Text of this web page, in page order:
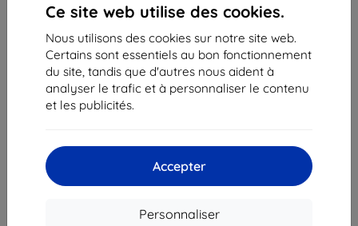
Ce site web utilise des cookies.
Nous utilisons des cookies sur notre site web.
Certains sont essentiels au bon fonctionnement
du site, tandis que d'autres nous aident à
analyser le trafic et à personnaliser le contenu
et les publicités.
Accepter
Personnaliser
Shield-Sk s.r.o.
Ulica Rudolfa Mocka 3750/2A
841 04 Bratislava
Numéro d’identification d’entreprise :
Contacts